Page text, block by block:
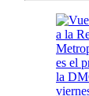
río
activa
SAE